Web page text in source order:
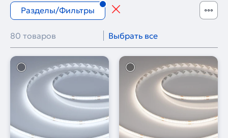
Разделы/Фильтры
80 товаров Выбрать все